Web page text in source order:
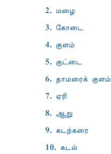
2. மழை
3. கோடை
4. குளம்
5. குட்டை
6. தாமரைக் குளம்
7. ஏரி
8. ஆறு
9. கடற்கரை
10. கடல்